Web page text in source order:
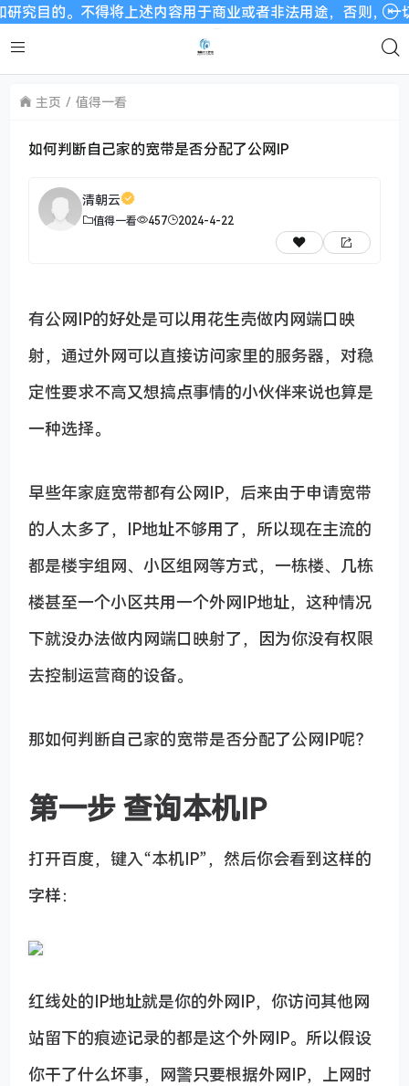
的。不得将上述内容用于商业或者非法用途，否则，一切
主页 值得一看
如何判断自己家的宽带是否分配了公网IP
清朝云
值得一看 457 2024-4-22
有公网IP的好处是可以用花生壳做内网端口映
射，通过外网可以直接访问家里的服务器，对稳
定性要求不高又想搞点事情的小伙伴来说也算是
一种选择。
早些年家庭宽带都有公网IP，后来由于申请宽带
的人太多了，IP地址不够用了，所以现在主流的
都是楼宇组网、小区组网等方式，一栋楼、几栋
楼甚至一个小区共用一个外网IP地址，这种情况
下就没办法做内网端口映射了，因为你没有权限
去控制运营商的设备。
那如何判断自己家的宽带是否分配了公网IP呢？
第一步 查询本机IP
打开百度，键入“本机IP”，然后你会看到这样的
字样：
红线处的IP地址就是你的外网IP，你访问其他网
站留下的痕迹记录的都是这个外网IP。所以假设
你干了什么坏事，网警只要根据外网IP，上网时